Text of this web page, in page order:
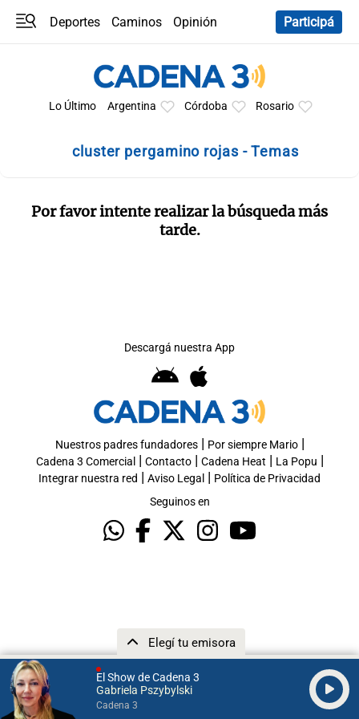
El Show de Cadena 3
Gabriela Pszybylski
Cadena 3
Elegí tu emisora
Deportes Caminos
Opinión
Participá
Lo Último Argentina Córdoba Rosario
cluster pergamino rojas - Temas
Por favor intente realizar la búsqueda más
tarde.
Descargá nuestra App
Nuestros padres fundadores| Por siempre Mario|
Cadena 3 Comercial | Contacto| Cadena Heat | La Popu |
Integrar nuestra red | Aviso Legal | Política de Privacidad
Seguinos en